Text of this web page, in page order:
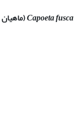
Capoeta fusca(ماهیان